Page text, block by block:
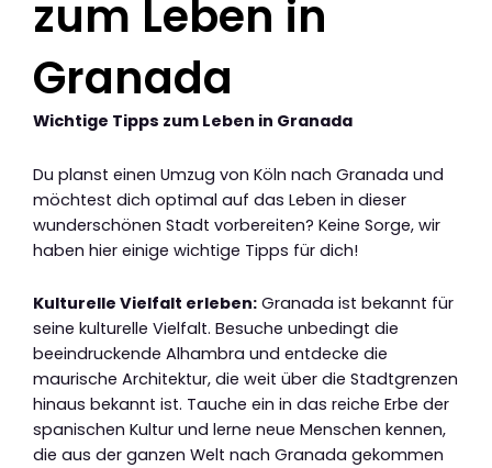
zum Leben in
Granada
Wichtige Tipps zum Leben in Granada
Du planst einen Umzug von Köln nach Granada und
möchtest dich optimal auf das Leben in dieser
wunderschönen Stadt vorbereiten? Keine Sorge, wir
haben hier einige wichtige Tipps für dich!
Kulturelle Vielfalt erleben: Granada ist bekannt für
seine kulturelle Vielfalt. Besuche unbedingt die
beeindruckende Alhambra und entdecke die
maurische Architektur, die weit über die Stadtgrenzen
hinaus bekannt ist. Tauche ein in das reiche Erbe der
spanischen Kultur und lerne neue Menschen kennen,
die aus der ganzen Welt nach Granada gekommen